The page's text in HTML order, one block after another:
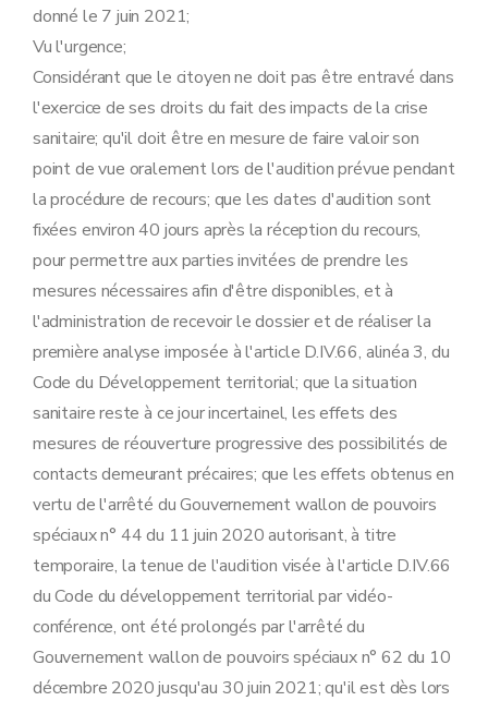
donné le 7 juin 2021;
Vu l'urgence;
Considérant que le citoyen ne doit pas être entravé dans
l'exercice de ses droits du fait des impacts de la crise
sanitaire; qu'il doit être en mesure de faire valoir son
point de vue oralement lors de l'audition prévue pendant
la procédure de recours; que les dates d'audition sont
fixées environ 40 jours après la réception du recours,
pour permettre aux parties invitées de prendre les
mesures nécessaires afin d'être disponibles, et à
l'administration de recevoir le dossier et de réaliser la
première analyse imposée à l'article D.IV.66, alinéa 3, du
Code du Développement territorial; que la situation
sanitaire reste à ce jour incertainel, les effets des
mesures de réouverture progressive des possibilités de
contacts demeurant précaires; que les effets obtenus en
vertu de l'arrêté du Gouvernement wallon de pouvoirs
spéciaux n° 44 du 11 juin 2020 autorisant, à titre
temporaire, la tenue de l'audition visée à l'article D.IV.66
du Code du développement territorial par vidéo-
conférence, ont été prolongés par l'arrêté du
Gouvernement wallon de pouvoirs spéciaux n° 62 du 10
décembre 2020 jusqu'au 30 juin 2021; qu'il est dès lors